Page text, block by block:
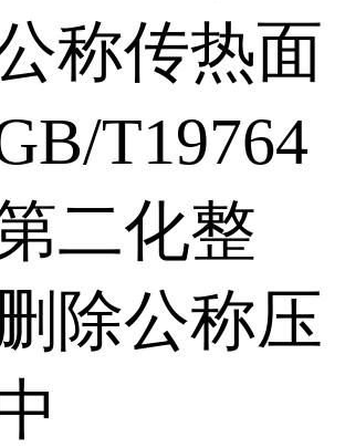
称传热面
T19764
二化整
除公称压